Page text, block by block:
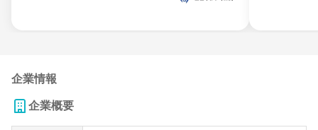
企業情報
企業概要